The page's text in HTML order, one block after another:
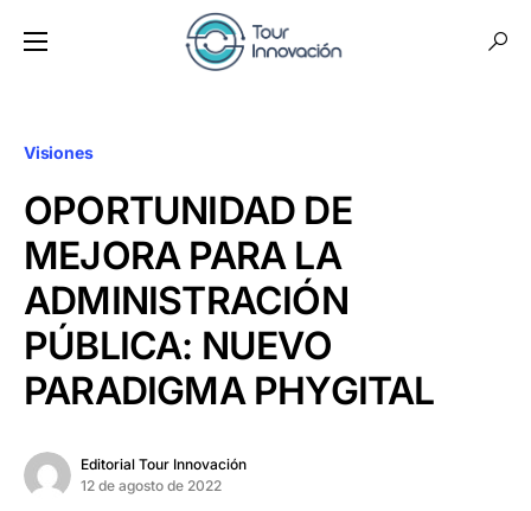
Visiones
OPORTUNIDAD DE
MEJORA PARA LA
ADMINISTRACIÓN
PÚBLICA: NUEVO
PARADIGMA PHYGITAL
Editorial Tour Innovación
12 de agosto de 2022